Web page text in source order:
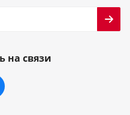
на связи